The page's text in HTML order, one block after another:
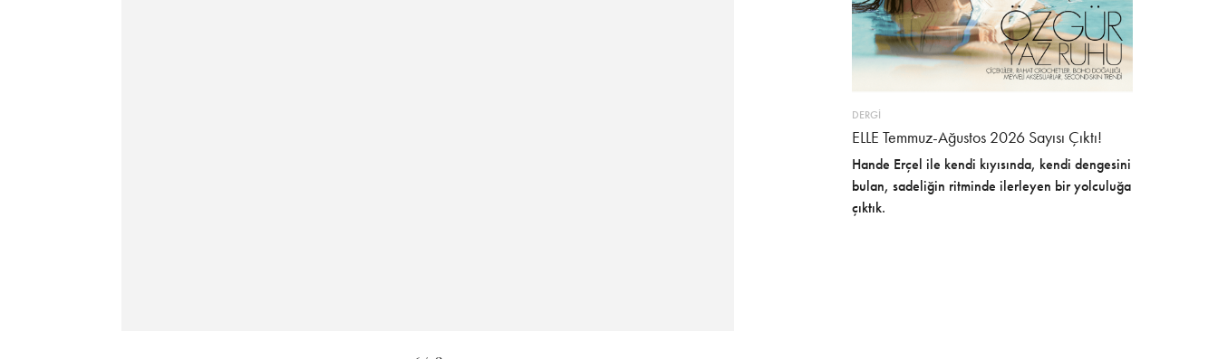
DERGİ
ELLE Temmuz-Ağustos 2026 Sayısı Çıktı!
Hande Erçel ile kendi kıyısında, kendi dengesini
bulan, sadeliğin ritminde ilerleyen bir yolculuğa
çıktık.